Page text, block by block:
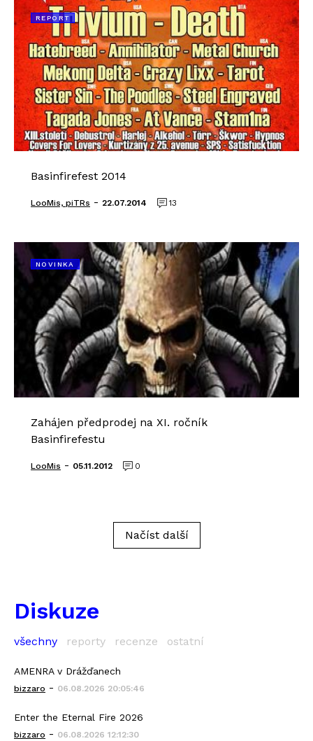
REPORT
Basinfirefest 2014
LooMis, piTRs - 22.07.2014 13
NOVINKA
Zahájen předprodej na XI. ročník
Basinfirefestu
LooMis - 05.11.2012 0
Načíst další
Diskuze
všechny reporty recenze ostatní
AMENRA v Drážďanech
bizzaro - 06.08.2026 20:05:46
Enter the Eternal Fire 2026
bizzaro - 06.08.2026 12:12:30